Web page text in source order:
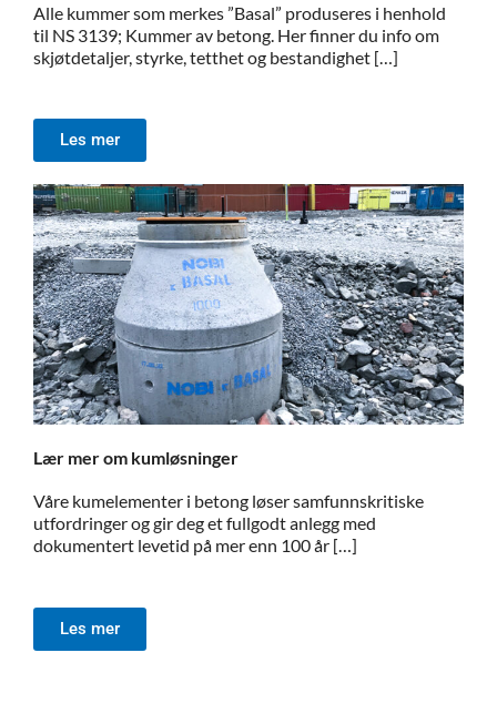
Alle kummer som merkes ”Basal” produseres i henhold
til NS 3139; Kummer av betong. Her finner du info om
skjøtdetaljer, styrke, tetthet og bestandighet […]
Les mer
Lær mer om kumløsninger
Våre kumelementer i betong løser samfunnskritiske
utfordringer og gir deg et fullgodt anlegg med
dokumentert levetid på mer enn 100 år […]
Les mer